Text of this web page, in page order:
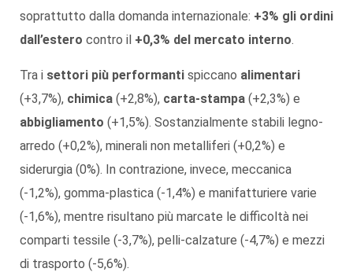
soprattutto dalla domanda internazionale: +3% gli ordini
dall’estero contro il +0,3% del mercato interno.
Tra i settori più performanti spiccano alimentari
(+3,7%), chimica (+2,8%), carta-stampa (+2,3%) e
abbigliamento (+1,5%). Sostanzialmente stabili legno-
arredo (+0,2%), minerali non metalliferi (+0,2%) e
siderurgia (0%). In contrazione, invece, meccanica
(-1,2%), gomma-plastica (-1,4%) e manifatturiere varie
(-1,6%), mentre risultano più marcate le difficoltà nei
comparti tessile (-3,7%), pelli-calzature (-4,7%) e mezzi
di trasporto (-5,6%).